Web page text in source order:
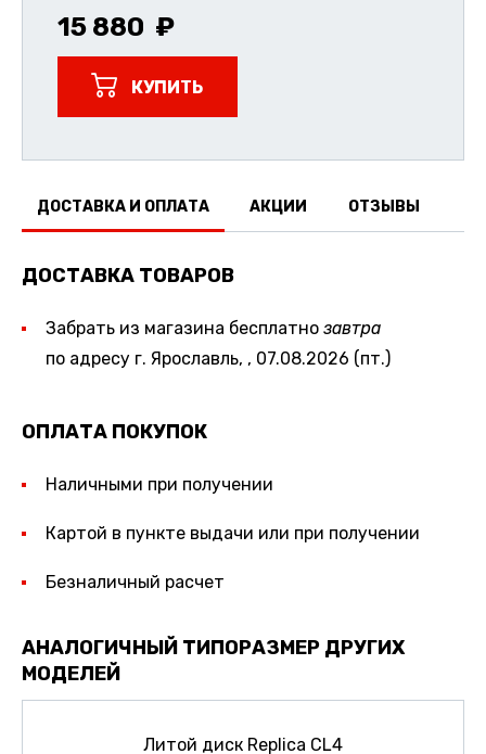
15 880
КУПИТЬ
ДОСТАВКА И ОПЛАТА АКЦИИ ОТЗЫВЫ
ДОСТАВКА ТОВАРОВ
Забрать из магазина бесплатно завтра
по адресу г. Ярославль, , 07.08.2026 (пт.)
ОПЛАТА ПОКУПОК
Наличными при получении
Картой в пункте выдачи или при получении
Безналичный расчет
АНАЛОГИЧНЫЙ ТИПОРАЗМЕР ДРУГИХ
МОДЕЛЕЙ
Литой диск Replica CL4